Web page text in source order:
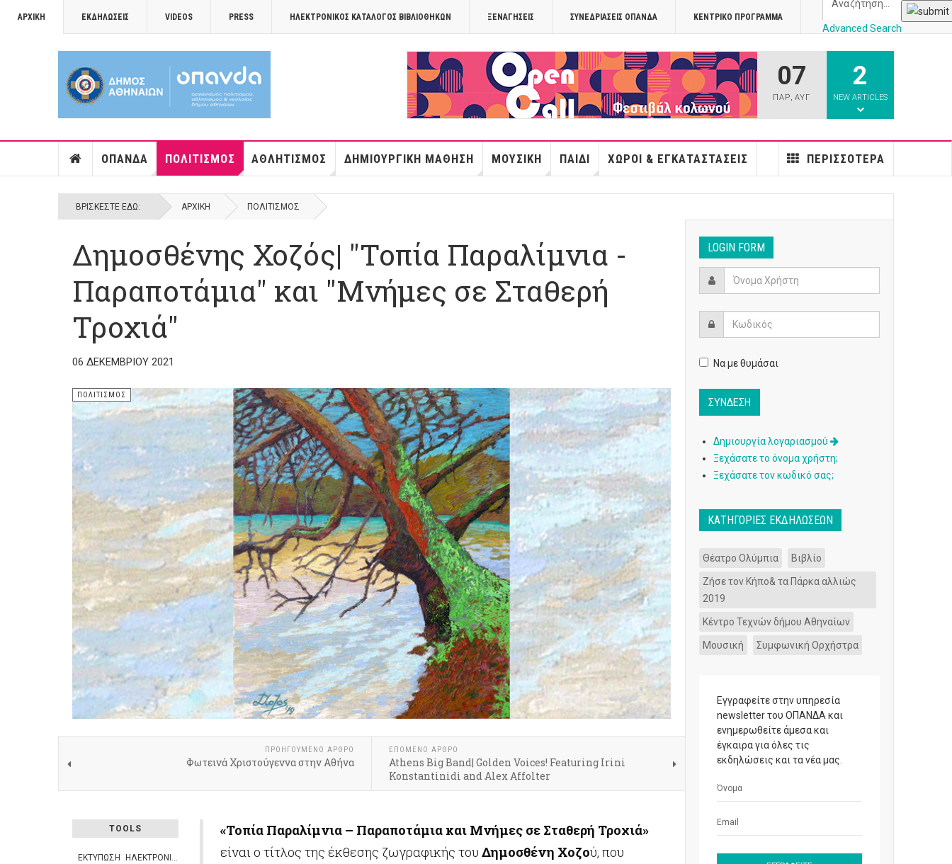
ΑΡΧΙΚΉ ΕΚΔΗΛΏΣΕΙΣ VIDEOS PRESS ΗΛΕΚΤΡΟΝΙΚΟΣ ΚΑΤΑΛΟΓΟΣ ΒΙΒΛΙΟΘΗΚΩΝ ΞΕΝΑΓΉΣΕΙΣ ΣΥΝΕΔΡΙΆΣΕΙΣ ΟΠΑΝΔΑ ΚΕΝΤΡΙΚΌ ΠΡΌΓΡΑΜΜΑ
Advanced Search
OPANDAcityofathens 07
ΠΑΡ,ΑΥΓ
2
NEW ARTICLES
ΟΠΑΝΔΑ ΠΟΛΙΤΙΣΜΌΣ ΑΘΛΗΤΙΣΜΌΣ ΔΗΜΙΟΥΡΓΙΚΉ ΜΆΘΗΣΗ ΜΟΥΣΙΚΉ ΠΑΙΔΊ ΧΏΡΟΙ & ΕΓΚΑΤΑΣΤΆΣΕΙΣ ΠΕΡΙΣΣΌΤΕΡΑ
ΒΡΊΣΚΕΣΤΕ ΕΔΏ: ΑΡΧΙΚΉ ΠΟΛΙΤΙΣΜΌΣ
Δημοσθένης Χοζός| "Τοπία Παραλίμνια -
Παραποτάμια" και "Μνήμες σε Σταθερή
Τροχιά"
06 ΔΕΚΕΜΒΡΊΟΥ 2021
ΠΟΛΙΤΙΣΜΌΣ
ΠΡΟΗΓΟΎΜΕΝΟ ΆΡΘΡΟ
Φωτεινά Χριστούγεννα στην Αθήνα
ΕΠΌΜΕΝΟ ΆΡΘΡΟ
Athens Big Band| Golden Voices! Featuring Irini
Konstantinidi and Alex Affolter
TOOLS
ΕΚΤΎΠΩΣΗ
«Τοπία Παραλίμνια – Παραποτάμια και Μνήμες σε Σταθερή Τροχιά»
είναι ο τίτλος της έκθεσης ζωγραφικής του Δημοσθένη Χοζού, που
LOGIN FORM
Να με θυμάσαι
Δημιουργία λογαριασμού
Ξεχάσατε το όνομα χρήστη;
Ξεχάσατε τον κωδικό σας;
ΚΑΤΗΓΟΡΊΕΣ ΕΚΔΗΛΏΣΕΩΝ
Θέατρο Ολύμπια Βιβλίο
Ζήσε τον Κήπο& τα Πάρκα αλλιώς
2019
Κέντρο Τεχνών δήμου Αθηναίων
Μουσική Συμφωνική Ορχήστρα
Εγγραφείτε στην υπηρεσία
newsletter του ΟΠΑΝΔΑ και
ενημερωθείτε άμεσα και
έγκαιρα για όλες τις
εκδηλώσεις και τα νέα μας.